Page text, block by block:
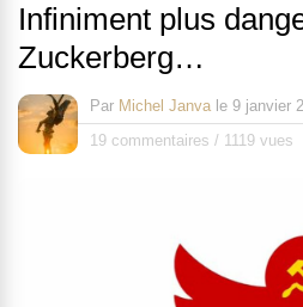
Infiniment plus
Zuckerberg…
Par Michel Janva le 9 janvier
19 commentaires / 1119 vues